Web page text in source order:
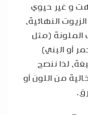
و غير حيوي
النهائية،
الملونة (مثل
أو البني)
لذا ننصح
من اللون أو